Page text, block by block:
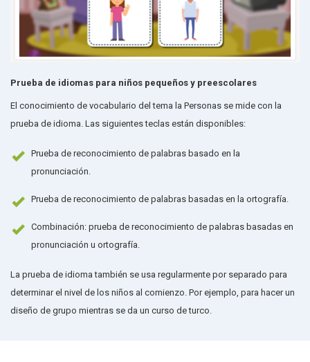
Prueba de idiomas para niños pequeños y preescolares
El conocimiento de vocabulario del tema la Personas se mide con la
prueba de idioma. Las siguientes teclas están disponibles:
Prueba de reconocimiento de palabras basado en la
pronunciación.
Prueba de reconocimiento de palabras basadas en la ortografía.
Combinación: prueba de reconocimiento de palabras basadas en
pronunciación u ortografía.
La prueba de idioma también se usa regularmente por separado para
determinar el nivel de los niños al comienzo. Por ejemplo, para hacer un
diseño de grupo mientras se da un curso de turco.